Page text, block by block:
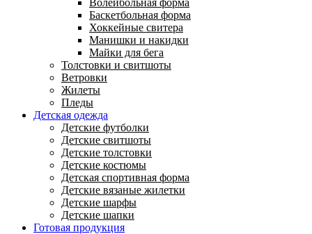
Баскетбольная форма
Хоккейные свитера
Манишки и накидки
Майки для бега
Толстовки и свитшоты
Ветровки
Жилеты
Пледы
Детская одежда
Детские футболки
Детские свитшоты
Детские толстовки
Детские костюмы
Детская спортивная форма
Детские вязаные жилетки
Детские шарфы
Детские шапки
Готовая продукция